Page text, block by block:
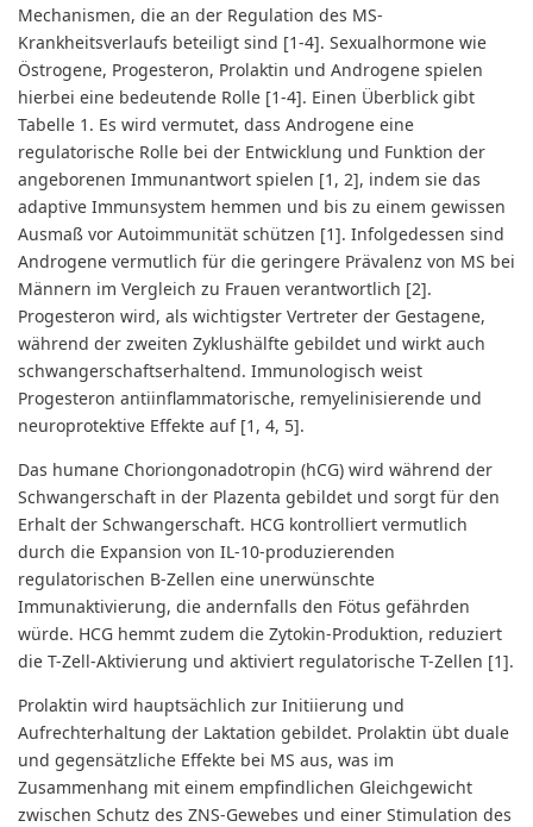
Mechanismen, die an der Regulation des MS-
Krankheitsverlaufs beteiligt sind [1-4]. Sexualhormone wie
Östrogene, Progesteron, Prolaktin und Androgene spielen
hierbei eine bedeutende Rolle [1-4]. Einen Überblick gibt
Tabelle 1. Es wird vermutet, dass Androgene eine
regulatorische Rolle bei der Entwicklung und Funktion der
angeborenen Immunantwort spielen [1, 2], indem sie das
adaptive Immunsystem hemmen und bis zu einem gewissen
Ausmaß vor Autoimmunität schützen [1]. Infolgedessen sind
Androgene vermutlich für die geringere Prävalenz von MS bei
Männern im Vergleich zu Frauen verantwortlich [2].
Progesteron wird, als wichtigster Vertreter der Gestagene,
während der zweiten Zyklushälfte gebildet und wirkt auch
schwangerschaftserhaltend. Immunologisch weist
Progesteron antiinflammatorische, remyelinisierende und
neuroprotektive Effekte auf [1, 4, 5].
Das humane Choriongonadotropin (hCG) wird während der
Schwangerschaft in der Plazenta gebildet und sorgt für den
Erhalt der Schwangerschaft. HCG kontrolliert vermutlich
durch die Expansion von IL-10-produzierenden
regulatorischen B-Zellen eine unerwünschte
Immunaktivierung, die andernfalls den Fötus gefährden
würde. HCG hemmt zudem die Zytokin-Produktion, reduziert
die T-Zell-Aktivierung und aktiviert regulatorische T-Zellen [1].
Prolaktin wird hauptsächlich zur Initiierung und
Aufrechterhaltung der Laktation gebildet. Prolaktin übt duale
und gegensätzliche Effekte bei MS aus, was im
Zusammenhang mit einem empfindlichen Gleichgewicht
zwischen Schutz des ZNS-Gewebes und einer Stimulation des